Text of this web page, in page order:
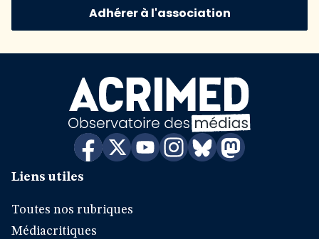
Adhérer à l'association
Liens utiles
Toutes nos rubriques
Médiacritiques